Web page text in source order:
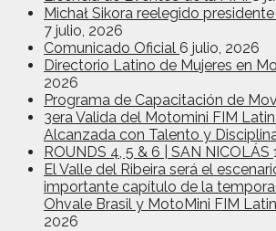
Michał Sikora reelegido
7 julio, 2026
Comunicado Oficial 6 julio, 2026
Directorio Latino de Mujeres en
2026
Programa de Capacitación de
3era Valida del Motomini FIM
Alcanzada con Talento y
ROUNDS 4, 5 & 6 | SAN NICOLÁS
El Valle del Ribeira será el
importante capítulo de la
Ohvale Brasil y MotoMini FIM
2026